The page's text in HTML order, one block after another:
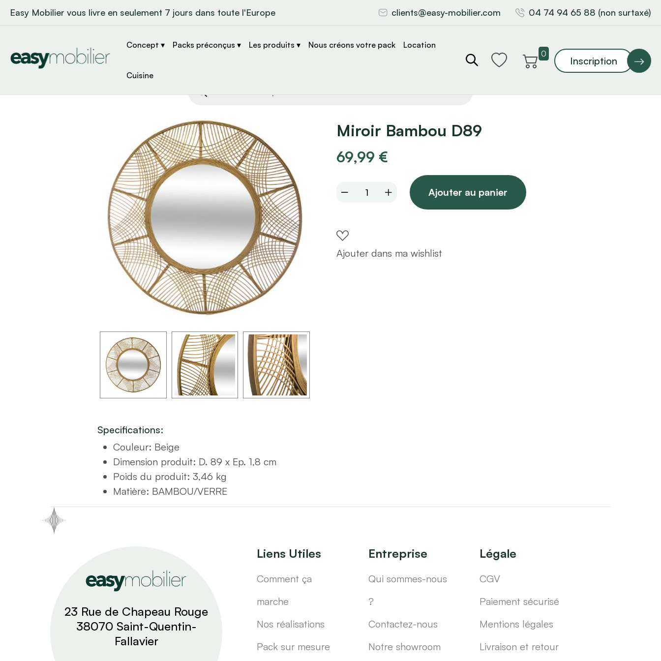
Easy Mobilier vous livre en seulement 7 jours dans toute l'Europe clients@easy-mobilier.com 04 74 94 65 88 (non surtaxé)
0
Inscription
Concept ▾ Packs préconçus ▾ Les produits ▾ Nous créons votre pack Location
Cuisine
de
Miroir Bambou D89
69,99 €
Miroir
quantity
Ajouter au panier
Ajouter dans ma wishlist
Specifications:
Couleur: Beige
Dimension produit: D. 89 x Ep. 1,8 cm
Poids du produit: 3,46 kg
Matière: BAMBOU/VERRE
23 Rue de Chapeau Rouge
38070 Saint-Quentin-
Fallavier
Liens Utiles
Comment ça
marche
Nos réalisations
Pack sur mesure
Entreprise
Qui sommes-nous
?
Contactez-nous
Notre showroom
Légale
CGV
Paiement sécurisé
Mentions légales
Livraison et retour